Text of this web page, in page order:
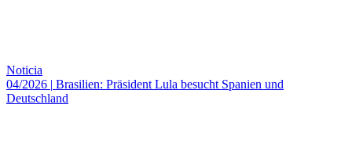
Noticia
04/2026 | Brasilien: Präsident Lula besucht Spanien und
Deutschland